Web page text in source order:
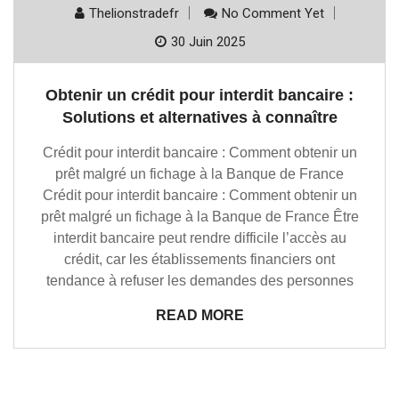
Thelionstradefr
No Comment Yet
30 Juin 2025
Obtenir un crédit pour interdit bancaire :
Solutions et alternatives à connaître
Crédit pour interdit bancaire : Comment obtenir un
prêt malgré un fichage à la Banque de France
Crédit pour interdit bancaire : Comment obtenir un
prêt malgré un fichage à la Banque de France Être
interdit bancaire peut rendre difficile l’accès au
crédit, car les établissements financiers ont
tendance à refuser les demandes des personnes
READ MORE